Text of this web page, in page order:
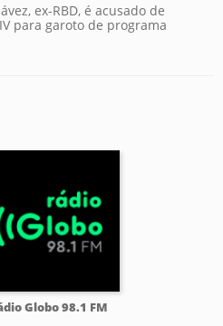
ex-RBD, é acusado de
para garoto de programa
Globo 98.1 FM